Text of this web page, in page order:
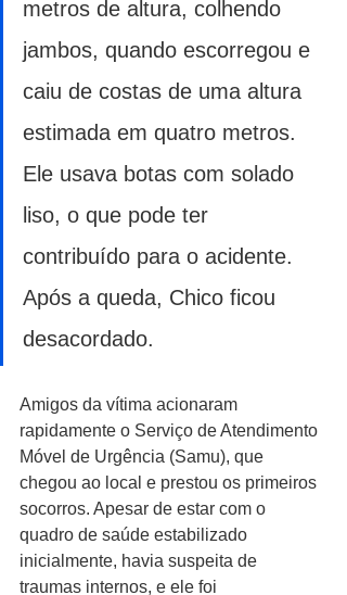
metros de altura, colhendo
jambos, quando escorregou e
caiu de costas de uma altura
estimada em quatro metros.
Ele usava botas com solado
liso, o que pode ter
contribuído para o acidente.
Após a queda, Chico ficou
desacordado.
Amigos da vítima acionaram
rapidamente o Serviço de Atendimento
Móvel de Urgência (Samu), que
chegou ao local e prestou os primeiros
socorros. Apesar de estar com o
quadro de saúde estabilizado
inicialmente, havia suspeita de
traumas internos, e ele foi